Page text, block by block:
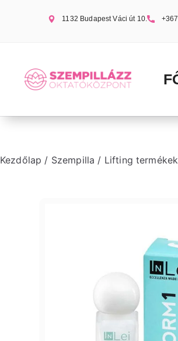
1132 Budapest Váci út 10.
Kezdőlap / Szempilla / Lifting termékek